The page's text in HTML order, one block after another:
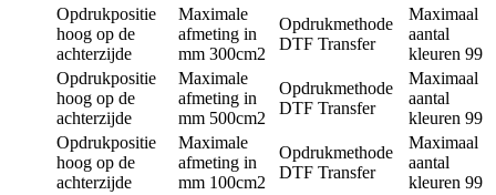
Opdrukpositie
hoog op de
achterzijde
Maximale
afmeting in
mm 300cm2
Opdrukmethode
DTF Transfer
Maximaal
aantal
kleuren 99
Opdrukpositie
hoog op de
achterzijde
Maximale
afmeting in
mm 500cm2
Opdrukmethode
DTF Transfer
Maximaal
aantal
kleuren 99
Opdrukpositie
hoog op de
achterzijde
Maximale
afmeting in
mm 100cm2
Opdrukmethode
DTF Transfer
Maximaal
aantal
kleuren 99